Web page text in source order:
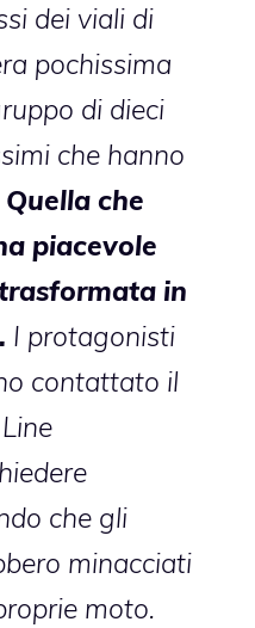
dei viali di
pochissima
di dieci
che hanno
Quella che
piacevole
in
I protagonisti
contattato il
che gli
minacciati
moto.